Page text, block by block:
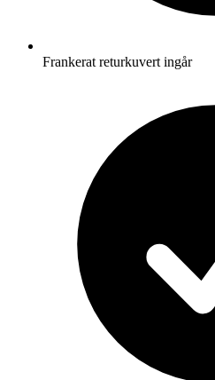
Frankerat returkuvert ingår